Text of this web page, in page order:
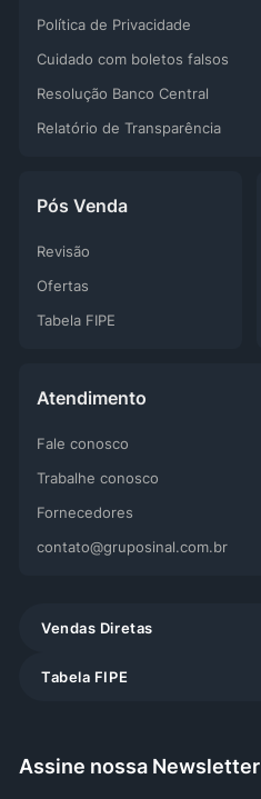
Política de Privacidade
Cuidado com boletos falsos
Resolução Banco Central
Relatório de Transparência
Atendimento
Fale conosco
Trabalhe conosco
Fornecedores
contato@gruposinal.com.br
Pós Venda
Revisão
Ofertas
Tabela FIPE
Vendas Diretas
Tabela FIPE
Assine nossa Newsletter